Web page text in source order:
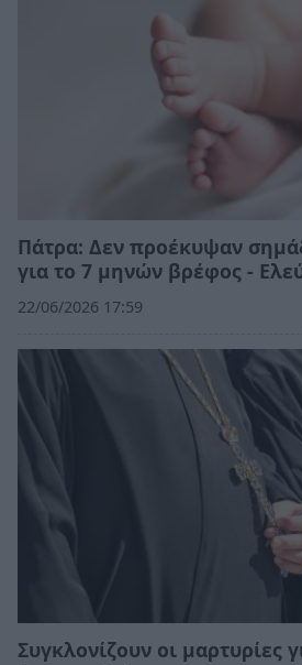
Πάτρα: Δεν προέκυψαν
για το 7 μηνών βρέφος -
22/06/2026 17:59
Συγκλονίζουν οι μαρτυρίες